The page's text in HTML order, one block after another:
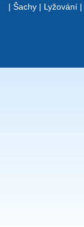
| Šachy| Lyžování|